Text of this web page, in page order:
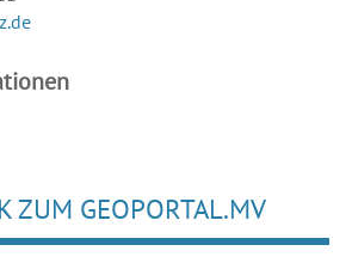
ZUM GEOPORTAL.MV